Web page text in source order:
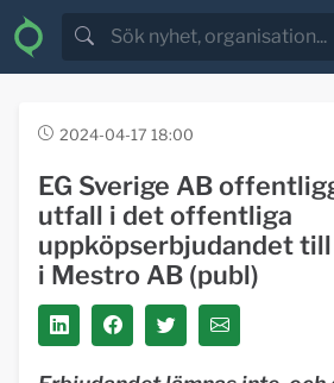
2024-04-17 18:00
EG Sverige AB
utfall i det offentliga
uppköpserbjudandet
i Mestro AB (publ)